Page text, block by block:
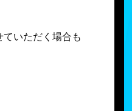
いただく場合も